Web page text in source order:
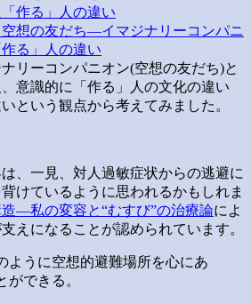
想の友だち―イマジナリーコンパニ
る」人の違い
リーコンパニオン(空想の友だち)と
意識的に「作る」人の文化の違い
という観点から考えてみました。
、一見、対人過敏症状からの逃避に
けているように思われるかもしれま
―私の変容と“むすび”の治療論によ
えになることが認められています。
ように空想的避難場所を心にあ
ができる。